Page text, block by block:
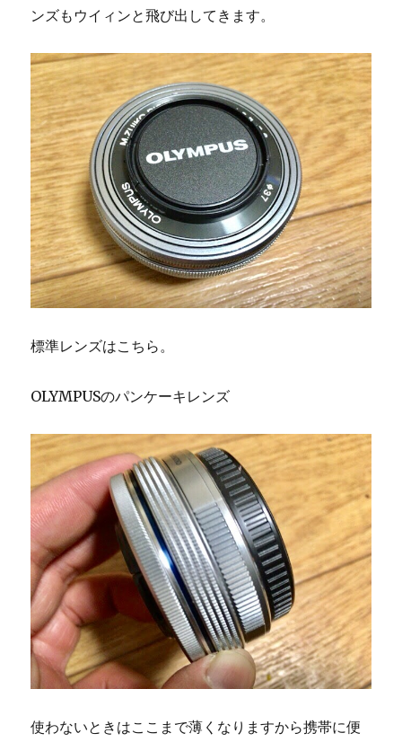
ンズもウイィンと飛び出してきます。
標準レンズはこちら。
OLYMPUSのパンケーキレンズ
使わないときはここまで薄くなりますから携帯に便